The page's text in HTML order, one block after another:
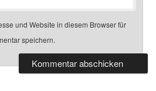
und Website in diesem Browser für
speichern.